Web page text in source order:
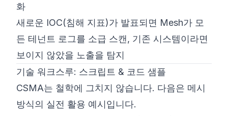
화
새로운 IOC(침해 지표)가 발표되면 Mesh가 모
든 테넌트 로그를 소급 스캔, 기존 시스템이라면
보이지 않았을 노출을 탐지
기술 워크스루: 스크립트 & 코드 샘플
CSMA는 철학에 그치지 않습니다. 다음은 메시
방식의 실전 활용 예시입니다.